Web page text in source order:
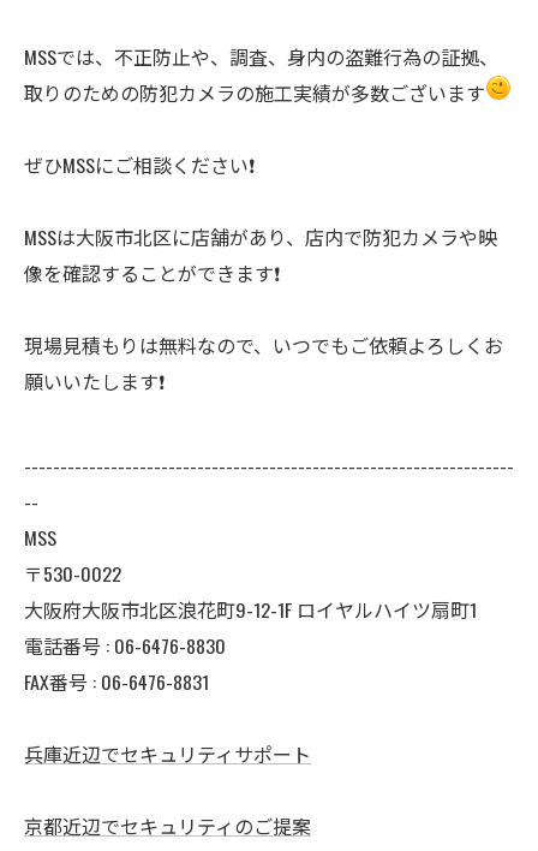
MSSでは、不正防止や、調査、身内の盗難行為の証拠、
取りのための防犯カメラの施工実績が多数ございます
ぜひMSSにご相談ください❗️
MSSは大阪市北区に店舗があり、店内で防犯カメラや映
像を確認することができます❗️
現場見積もりは無料なので、いつでもご依頼よろしくお
願いいたします❗️
--------------------------------------------------------------------
--
MSS
〒530-0022
大阪府大阪市北区浪花町9-12-1F ロイヤルハイツ扇町1
電話番号 : 06-6476-8830
FAX番号 : 06-6476-8831
兵庫近辺でセキュリティサポート
京都近辺でセキュリティのご提案